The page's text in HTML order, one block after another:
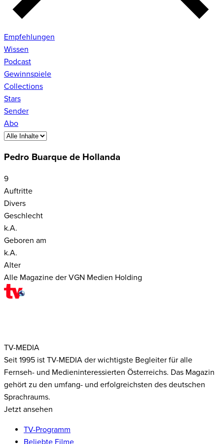
Empfehlungen
Wissen
Podcast
Gewinnspiele
Collections
Stars
Sender
Abo
Pedro Buarque de Hollanda
9
Auftritte
Divers
Geschlecht
k.A.
Geboren am
k.A.
Alter
Alle Magazine der VGN Medien Holding
TV-MEDIA
Seit 1995 ist TV-MEDIA der wichtigste Begleiter für alle
Fernseh- und Medieninteressierten Österreichs. Das Magazin
gehört zu den umfang- und erfolgreichsten des deutschen
Sprachraums.
Jetzt ansehen
TV-Programm